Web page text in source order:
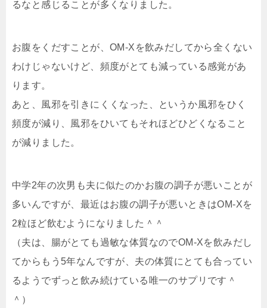
るなと感じることが多くなりました。
お腹をくだすことが、OM-Xを飲みだしてから全くない
わけじゃないけど、頻度がとても減っている感覚があ
ります。
あと、風邪を引きにくくなった、というか風邪をひく
頻度が減り、風邪をひいてもそれほどひどくなること
が減りました。
中学2年の次男も夫に似たのかお腹の調子が悪いことが
多いんですが、最近はお腹の調子が悪いときはOM-Xを
2粒ほど飲むようになりました＾＾
（夫は、腸がとても過敏な体質なのでOM-Xを飲みだし
てからもう5年なんですが、夫の体質にとても合ってい
るようでずっと飲み続けている唯一のサプリです＾
＾）